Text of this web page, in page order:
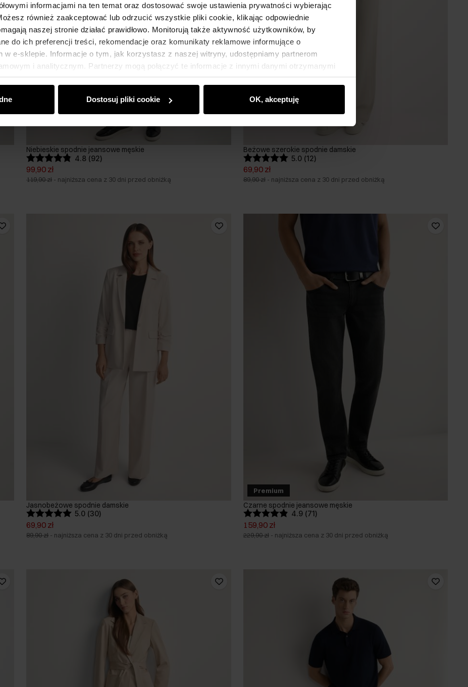
informacjami na ten temat oraz dostosować swoje ustawienia prywatności wybierając
również zaakceptować lub odrzucić wszystkie pliki cookie, klikając odpowiednie
naszej stronie działać prawidłowo. Monitorują także aktywność użytkowników, by
do ich preferencji treści, rekomendacje oraz komunikaty reklamowe informujące o
w e-sklepie. Informacje o tym, jak korzystasz z naszej witryny, udostępniamy partnerom
i analitycznym. Partnerzy mogą połączyć te informacje z innymi danymi otrzymanymi
podczas korzystania z ich usług.
Dostosuj pliki cookie OK, akceptuję
Niebieskie spodnie jeansowe męskie
4.8 (92)
99,90 zł
119,90 zł - najniższa cena z 30 dni przed obniżką
Beżowe szerokie spodnie damskie
5.0 (12)
69,90 zł
89,90 zł - najniższa cena z 30 dni przed obniżką
Jasnobeżowe spodnie damskie
5.0 (30)
69,90 zł
89,90 zł - najniższa cena z 30 dni przed obniżką
Premium
Czarne spodnie jeansowe męskie
4.9 (71)
159,90 zł
229,90 zł - najniższa cena z 30 dni przed obniżką